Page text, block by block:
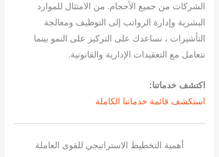
الشركات من جميع الأحجام. من الامتثال للموارد
البشرية وإدارة الرواتب إلى التوظيف ومعالجة
التأشيرات ، نساعدك على التركيز على النمو بينما
نتعامل مع التعقيدات الإدارية والقانونية.
اكتشف خدماتنا:
استكشف قائمة خدماتنا الكاملة
أهمية التخطيط الاستراتيجي للقوى العاملة